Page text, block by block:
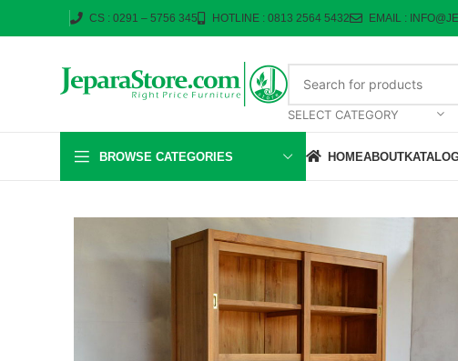
CS : 0291 – 5756 345 HOTLINE : 0813 2564 5432 EMAIL :
SELECT CATEGORY
BROWSE CATEGORIES HOMEABOUT